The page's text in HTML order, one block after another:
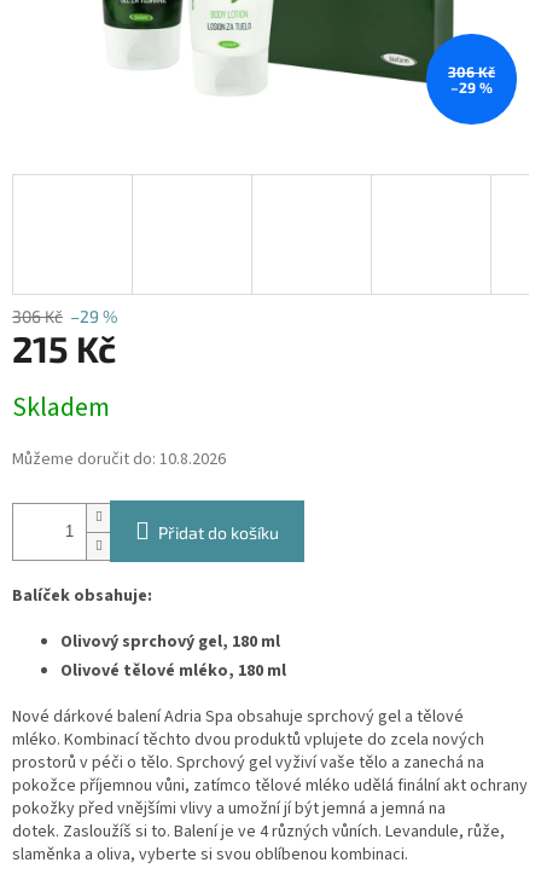
306 Kč
–29 %
306 Kč –29 %
215 Kč
cena:
Skladem
Můžeme doručit do: 10.8.2026
Přidat do košíku
Balíček obsahuje:
Olivový sprchový gel, 180 ml
Olivové tělové mléko, 180 ml
Nové dárkové balení Adria Spa obsahuje sprchový gel a tělové
mléko. Kombinací těchto dvou produktů vplujete do zcela nových
prostorů v péči o tělo. Sprchový gel vyživí vaše tělo a zanechá na
pokožce příjemnou vůni, zatímco tělové mléko udělá finální akt ochrany
pokožky před vnějšími vlivy a umožní jí být jemná a jemná na
dotek. Zasloužíš si to. Balení je ve 4 různých vůních. Levandule, růže,
slaměnka a oliva, vyberte si svou oblíbenou kombinaci.